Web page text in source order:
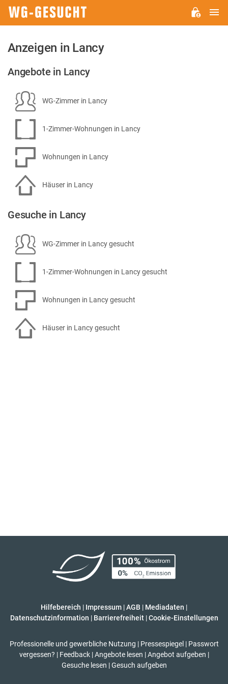
Anzeigen in Lancy
Angebote in Lancy
WG-Zimmer in Lancy
1-Zimmer-Wohnungen in Lancy
Wohnungen in Lancy
Häuser in Lancy
Gesuche in Lancy
WG-Zimmer in Lancy gesucht
1-Zimmer-Wohnungen in Lancy gesucht
Wohnungen in Lancy gesucht
Häuser in Lancy gesucht
Hilfebereich | Impressum |AGB | Mediadaten |
Datenschutzinformation | Barrierefreiheit | Cookie-Einstellungen
Professionelle und gewerbliche Nutzung | Pressespiegel | Passwort
vergessen? | Feedback | Angebote lesen | Angebot aufgeben |
Gesuche lesen | Gesuch aufgeben